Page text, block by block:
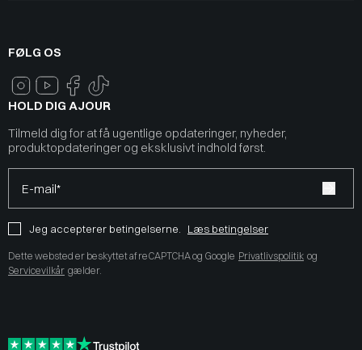
FØLG OS
HOLD DIG AJOUR
Tilmeld dig for at få ugentlige opdateringer, nyheder,
produktopdateringer og eksklusivt indhold først.
E-mail*
Jeg accepterer betingelserne. Læs betingelser
Dette websted er beskyttet af reCAPTCHA og Google Privatlivspolitik og
Servicevilkår gælder.